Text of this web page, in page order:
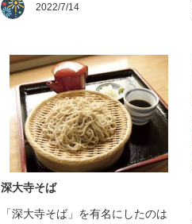
2022/7/14
深大寺そば
「深大寺そば」を有名にしたのは